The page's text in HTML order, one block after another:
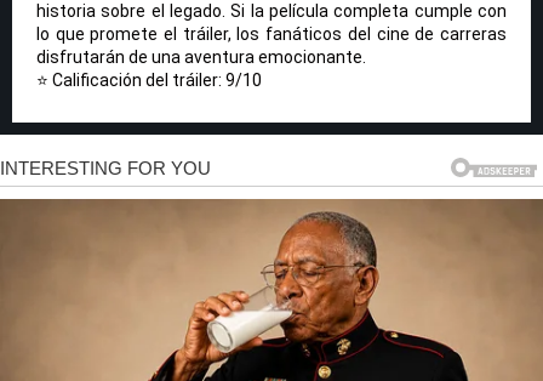
historia sobre el legado. Si la película completa cumple con
lo que promete el tráiler, los fanáticos del cine de carreras
disfrutarán de una aventura emocionante.
⭐ Calificación del tráiler: 9/10